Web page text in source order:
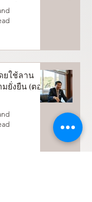
ยใช้ลาน
มยั่งยืน (ตอน